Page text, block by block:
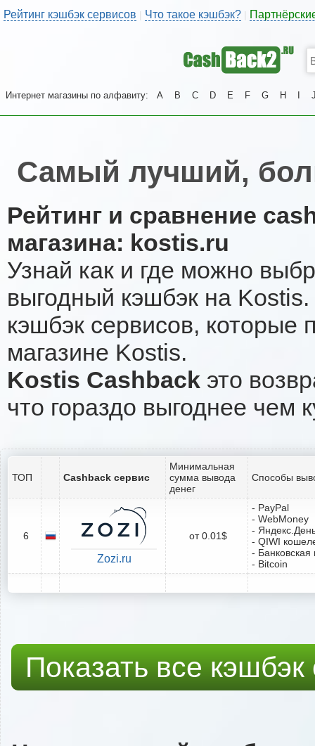
Рейтинг кэшбэк сервисов | Что такое кэшбэк?
Интернет магазины по алфавиту: A B C D E F G H
Самый лучший,
Рейтинг и сравнение
магазина: kostis.ru
Узнай как и где можно
выгодный кэшбэк на
кэшбэк сервисов, которые
магазине Kostis.
Kostis Cashback это
что гораздо выгоднее чем
ТОП Cashback сервис
Минимальная
сумма вывода
денег
Способы
6
Zozi.ru
от 0.01$
- PayPal
- WebMoney
-
- QIWI
- Банковская
- Bitcoin
Показать все